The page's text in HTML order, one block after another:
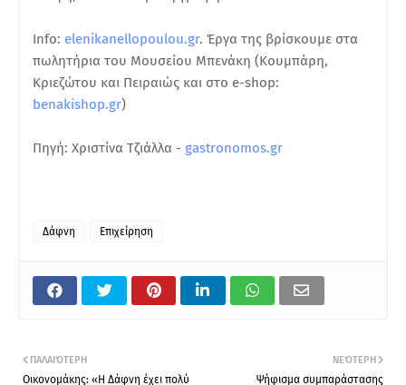
Info: elenikanellopoulou.gr. Έργα της βρίσκουμε στα
πωλητήρια του Μουσείου Μπενάκη (Κουμπάρη,
Κριεζώτου και Πειραιώς και στο e-shop:
benakishop.gr)
Πηγή: Χριστίνα Τζιάλλα - gastronomos.gr
Δάφνη Επιχείρηση
ΝΕΌΤΕΡΗ
Ψήφισμα συμπαράστασης
ΠΑΛΑΙΌΤΕΡΗ
Οικονομάκης: «Η Δάφνη έχει πολύ